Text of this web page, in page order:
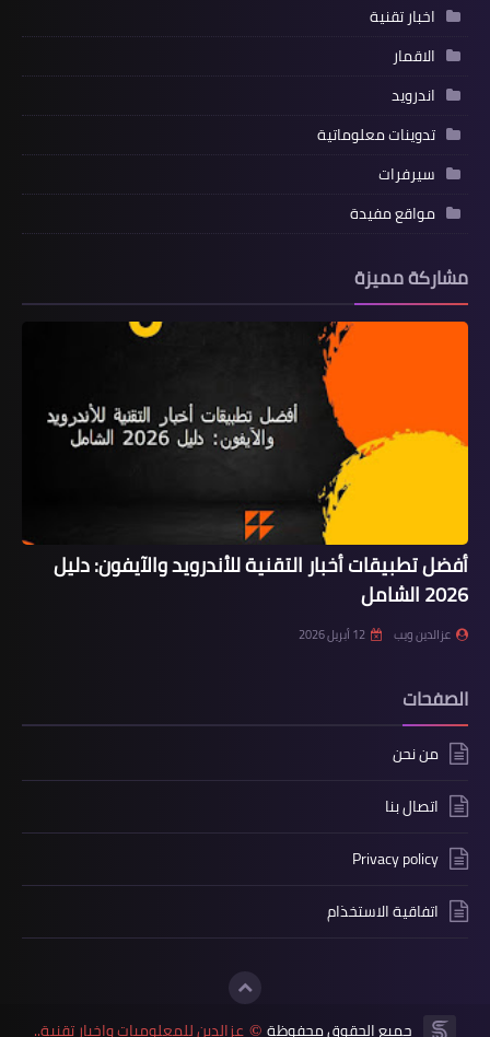
اخبار تقنية
الاقمار
اندرويد
تدوينات معلوماتية
سيرفرات
مواقع مفيدة
مشاركة مميزة
أفضل تطبيقات أخبار التقنية للأندرويد والآيفون: دليل
2026 الشامل
عزالدين ويب 12 أبريل 2026
الصفحات
من نحن
اتصال بنا
Privacy policy
اتفاقية الاستخذام
جميع الحقوق محفوظة © عزالدين للمعلوميات واخبار تقنية..